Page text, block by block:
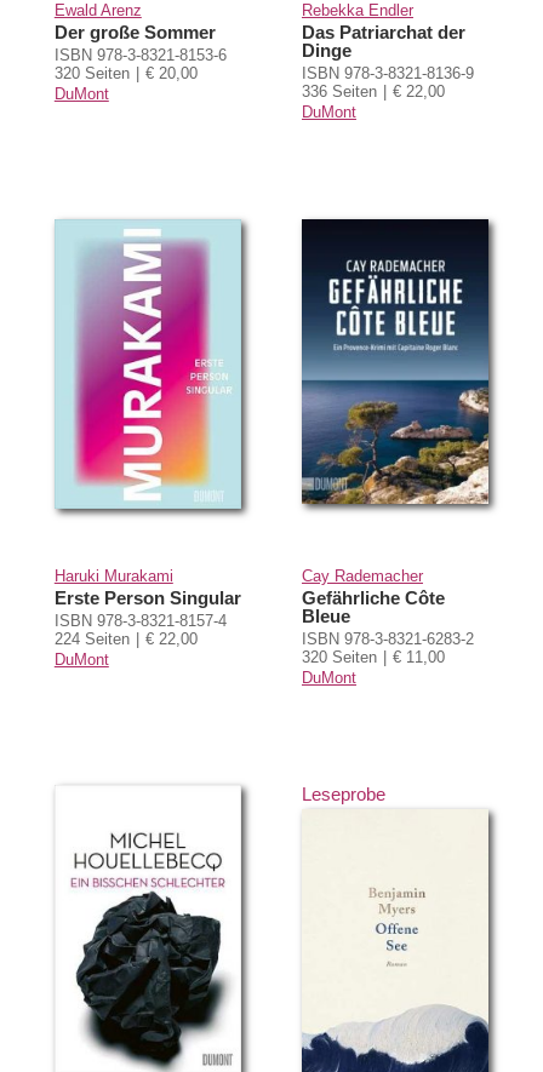
Ewald Arenz
Der große Sommer
ISBN 978-3-8321-8153-6
320 Seiten
€ 20,00
DuMont
Rebekka Endler
Das Patriarchat der
Dinge
ISBN 978-3-8321-8136-9
336 Seiten
€ 22,00
DuMont
Haruki Murakami
Erste Person Singular
ISBN 978-3-8321-8157-4
224 Seiten
€ 22,00
DuMont
Cay Rademacher
Gefährliche Côte
Bleue
ISBN 978-3-8321-6283-2
320 Seiten
€ 11,00
DuMont
Leseprobe